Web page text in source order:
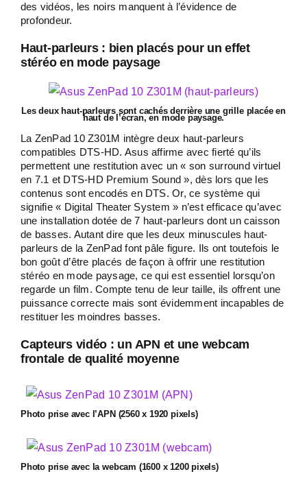
des vidéos, les noirs manquent à l’évidence de
profondeur.
Haut-parleurs : bien placés pour un effet
stéréo en mode paysage
Les deux haut-parleurs sont cachés derrière une grille placée en
haut de l’écran, en mode paysage.
La ZenPad 10 Z301M intègre deux haut-parleurs
compatibles DTS-HD. Asus affirme avec fierté qu’ils
permettent une restitution avec un « son surround virtuel
en 7.1 et DTS-HD Premium Sound », dès lors que les
contenus sont encodés en DTS. Or, ce système qui
signifie « Digital Theater System » n’est efficace qu’avec
une installation dotée de 7 haut-parleurs dont un caisson
de basses. Autant dire que les deux minuscules haut-
parleurs de la ZenPad font pâle figure. Ils ont toutefois le
bon goût d’être placés de façon à offrir une restitution
stéréo en mode paysage, ce qui est essentiel lorsqu’on
regarde un film. Compte tenu de leur taille, ils offrent une
puissance correcte mais sont évidemment incapables de
restituer les moindres basses.
Capteurs vidéo : un APN et une webcam
frontale de qualité moyenne
Photo prise avec l’APN (2560 x 1920 pixels)
Photo prise avec la webcam (1600 x 1200 pixels)